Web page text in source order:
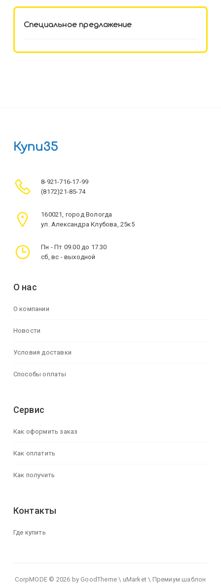
Специальное предложение
Купи35
8-921-716-17-99
(8172)21-85-74
160021, город Вологда
ул. Александра Клубова, 25к5
Пн - Пт 09.00 до 17.30
сб, вс - выходной
О нас
О компании
Новости
Условия доставки
Способы оплаты
Сервис
Как оформить заказ
Как оплатить
Как получить
Контакты
Где купить
CorpMODE © 2026 by GoodTheme \ uMarket \ Премиум шаблон